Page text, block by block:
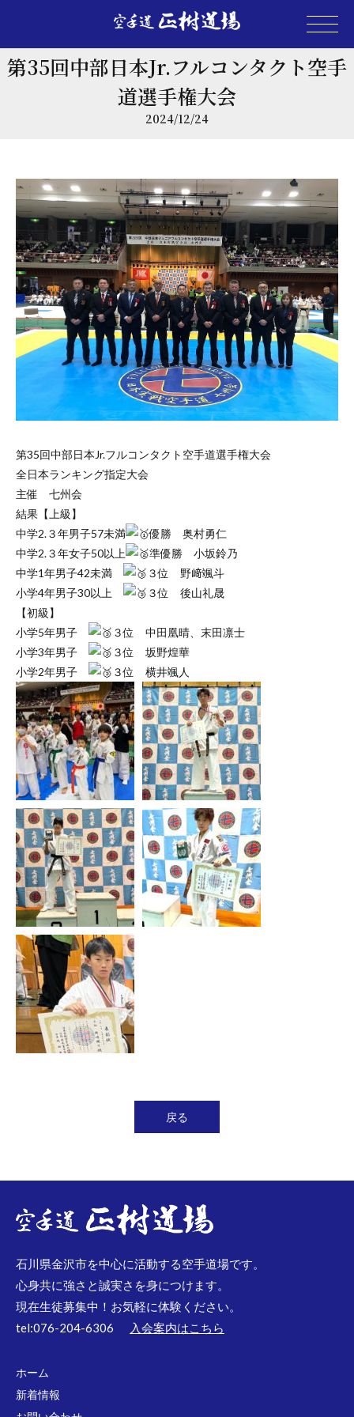
第35回中部日本Jr.フルコンタクト空手
道選手権大会
2024/12/24
第35回中部日本Jr.フルコンタクト空手道選手権大会
全日本ランキング指定大会
主催 七州会
結果【上級】
中学2.３年男子57未満
優勝 奥村勇仁
中学2.３年女子50以上
準優勝 小坂鈴乃
中学1年男子42未満
３位 野﨑颯斗
小学4年男子30以上
３位 後山礼晟
【初級】
小学5年男子
３位 中田凰晴、末田凛士
小学3年男子
３位 坂野煌華
小学2年男子
３位 横井颯人
戻る
石川県金沢市を中心に活動する空手道場です。
心身共に強さと誠実さを身につけます。
現在生徒募集中！お気軽に体験ください。
tel:076-204-6306
入会案内はこちら
ホーム
新着情報